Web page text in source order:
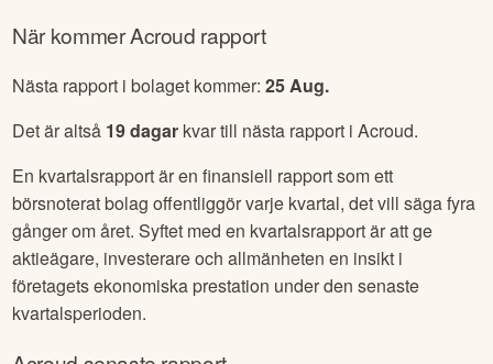
När kommerAcroud rapport
Nästa rapport i bolaget kommer:25 Aug.
Det är altså 19dagar kvar till nästa rapport iAcroud.
En kvartalsrapport är en finansiell rapport som ett
börsnoterat bolag offentliggör varje kvartal, det vill säga fyra
gånger om året. Syftet med en kvartalsrapport är att ge
aktieägare, investerare och allmänheten en insikt i
företagets ekonomiska prestation under den senaste
kvartalsperioden.